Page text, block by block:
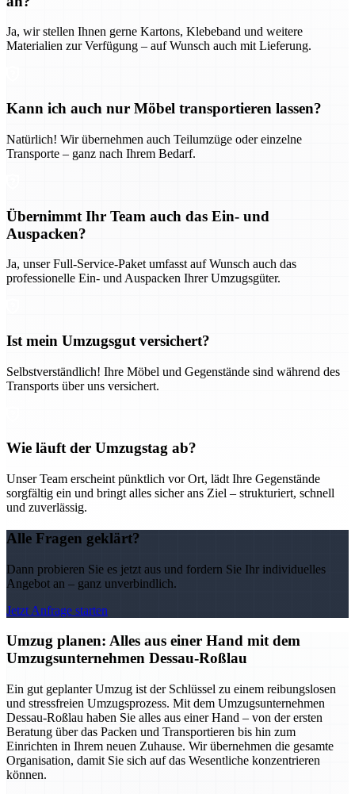
Ja, wir stellen Ihnen gerne Kartons, Klebeband und weitere
Materialien zur Verfügung – auf Wunsch auch mit Lieferung.
Kann ich auch nur Möbel transportieren lassen?
Natürlich! Wir übernehmen auch Teilumzüge oder einzelne
Transporte – ganz nach Ihrem Bedarf.
Übernimmt Ihr Team auch das Ein- und
Auspacken?
Ja, unser Full-Service-Paket umfasst auf Wunsch auch das
professionelle Ein- und Auspacken Ihrer Umzugsgüter.
Ist mein Umzugsgut versichert?
Selbstverständlich! Ihre Möbel und Gegenstände sind während des
Transports über uns versichert.
Wie läuft der Umzugstag ab?
Unser Team erscheint pünktlich vor Ort, lädt Ihre Gegenstände
sorgfältig ein und bringt alles sicher ans Ziel – strukturiert, schnell
und zuverlässig.
Alle Fragen geklärt?
Dann probieren Sie es jetzt aus und fordern Sie Ihr individuelles
Angebot an – ganz unverbindlich.
Jetzt Anfrage starten
Umzug planen: Alles aus einer Hand mit dem
Umzugsunternehmen Dessau-Roßlau
Ein gut geplanter Umzug ist der Schlüssel zu einem reibungslosen
und stressfreien Umzugsprozess. Mit dem Umzugsunternehmen
Dessau-Roßlau haben Sie alles aus einer Hand – von der ersten
Beratung über das Packen und Transportieren bis hin zum
Einrichten in Ihrem neuen Zuhause. Wir übernehmen die gesamte
Organisation, damit Sie sich auf das Wesentliche konzentrieren
können.